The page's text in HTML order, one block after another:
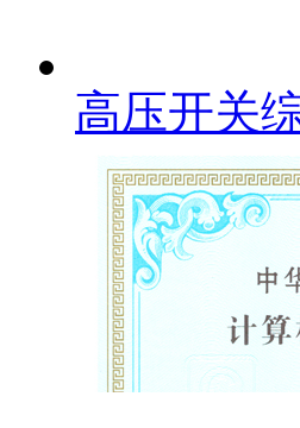
高压开关